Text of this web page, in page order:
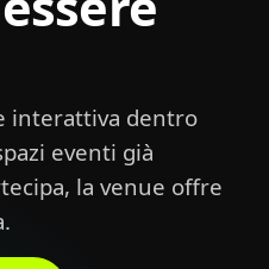
interattiva dentro
eventi già
la venue offre